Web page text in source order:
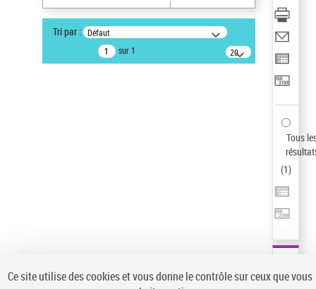
Auteur d’œuvre
Paco de Lucía (1947-2014)
Sauvegarder votre recherche
Tri par : Défaut
sur 1
20
résultats/page
Tous
(1)
Ce site utilise des cookies et vous donne le contrôle sur ceux que vous